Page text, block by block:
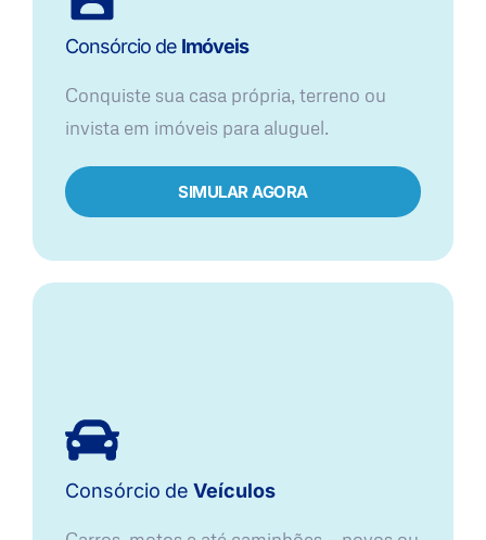
Consórcio de Imóveis
Conquiste sua casa própria, terreno ou
invista em imóveis para aluguel.
SIMULAR AGORA​
Consórcio de Veículos